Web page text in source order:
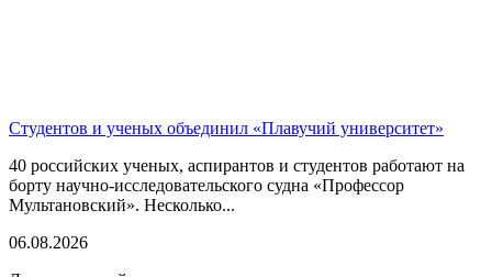
Студентов и ученых объединил «Плавучий университет»
40 российских ученых, аспирантов и студентов работают на
борту научно-исследовательского судна «Профессор
Мультановский». Несколько...
06.08.2026